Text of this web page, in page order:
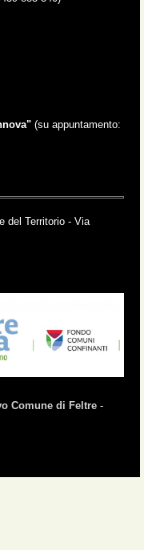
(su appuntamento:
del Territorio - Via
Comune di Feltre -